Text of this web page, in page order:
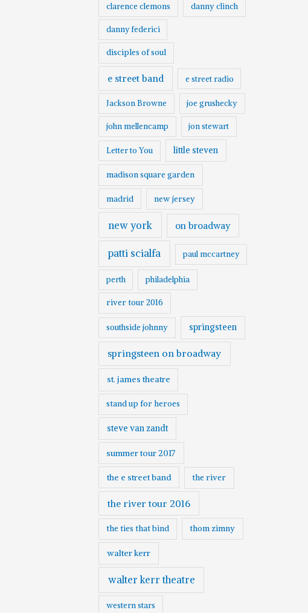
clarence clemons danny clinch
danny federici
disciples of soul
e street band e street radio
Jackson Browne joe grushecky
john mellencamp jon stewart
Letter to You little steven
madison square garden
madrid new jersey
new york on broadway
patti scialfa paul mccartney
perth philadelphia
river tour 2016
southside johnny springsteen
springsteen on broadway
st. james theatre
stand up for heroes
steve van zandt
summer tour 2017
the e street band the river
the river tour 2016
the ties that bind thom zimny
walter kerr
walter kerr theatre
western stars